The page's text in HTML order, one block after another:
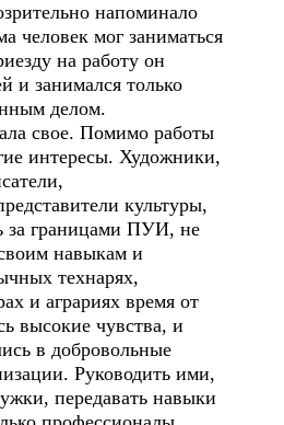
напоминало
человек мог заниматься
на работу он
и занимался только
делом.
свое. Помимо работы
интересы. Художники,
культуры,
за границами ПУИ, не
навыкам и
технарях,
и аграриях время от
высокие чувства, и
в добровольные
Руководить ими,
передавать навыки